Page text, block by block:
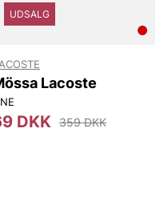
52
UDSALG
Lacoste
DKK 359 DKK